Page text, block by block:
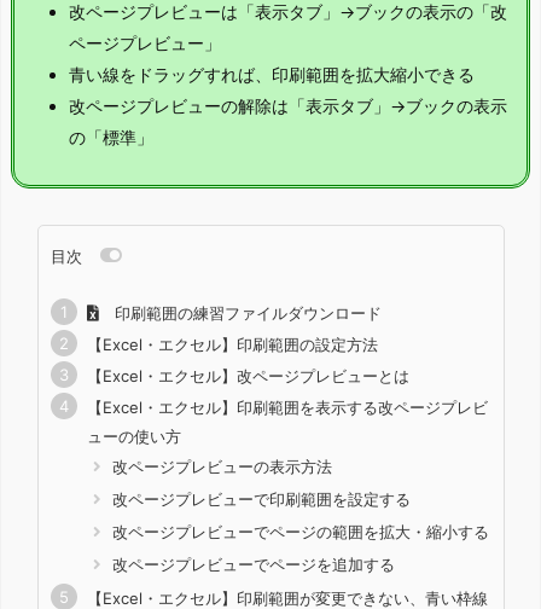
改ページプレビューは「表示タブ」→ブックの表示の「改
ページプレビュー」
青い線をドラッグすれば、印刷範囲を拡大縮小できる
改ページプレビューの解除は「表示タブ」→ブックの表示
の「標準」
目次
印刷範囲の練習ファイルダウンロード
【Excel・エクセル】印刷範囲の設定方法
【Excel・エクセル】改ページプレビューとは
【Excel・エクセル】印刷範囲を表示する改ページプレビ
ューの使い方
改ページプレビューの表示方法
改ページプレビューで印刷範囲を設定する
改ページプレビューでページの範囲を拡大・縮小する
改ページプレビューでページを追加する
【Excel・エクセル】印刷範囲が変更できない、青い枠線